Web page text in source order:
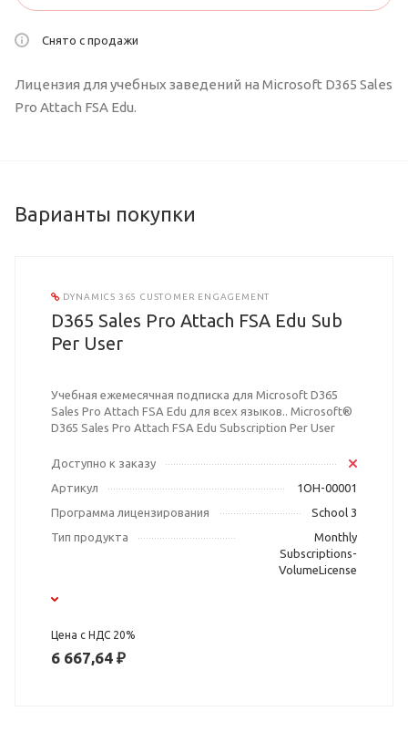
Снято с продажи
Лицензия для учебных заведений на Microsoft D365 Sales
Pro Attach FSA Edu.
Варианты покупки
DYNAMICS 365 CUSTOMER ENGAGEMENT
D365 Sales Pro Attach FSA Edu Sub
Per User
Учебная ежемесячная подписка для Microsoft D365
Sales Pro Attach FSA Edu для всех языков.. Microsoft®
D365 Sales Pro Attach FSA Edu Subscription Per User
Доступно к заказу
Артикул
1OH-00001
Программа лицензирования
School 3
Тип продукта
Monthly
Subscriptions-
VolumeLicense
Цена с НДС 20%
6 667,64 ₽